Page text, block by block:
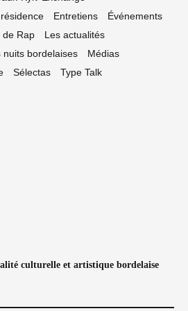
Entretiens
Événements
de Rap
Les actualités
nuits bordelaises
Médias
Sélectas Type Talk
culturelle et artistique bordelaise